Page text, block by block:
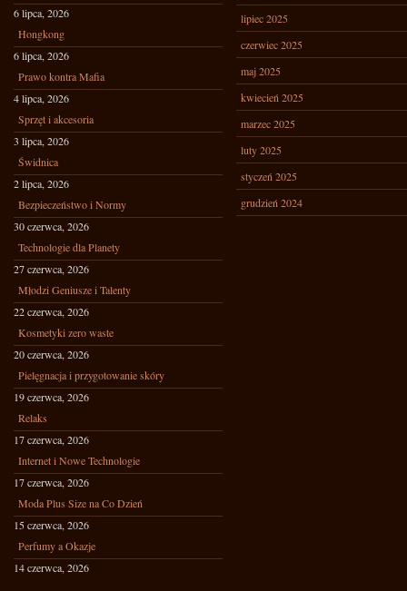
6 lipca, 2026
Hongkong
6 lipca, 2026
Prawo kontra Mafia
4 lipca, 2026
Sprzęt i akcesoria
3 lipca, 2026
Świdnica
2 lipca, 2026
Bezpieczeństwo i Normy
30 czerwca, 2026
Technologie dla Planety
27 czerwca, 2026
Młodzi Geniusze i Talenty
22 czerwca, 2026
Kosmetyki zero waste
20 czerwca, 2026
Pielęgnacja i przygotowanie skóry
19 czerwca, 2026
Relaks
17 czerwca, 2026
Internet i Nowe Technologie
17 czerwca, 2026
Moda Plus Size na Co Dzień
15 czerwca, 2026
Perfumy a Okazje
14 czerwca, 2026
lipiec 2025
czerwiec 2025
maj 2025
kwiecień 2025
marzec 2025
luty 2025
styczeń 2025
grudzień 2024